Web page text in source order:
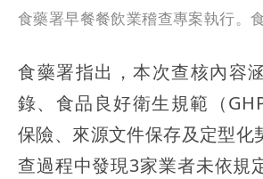
食藥署早餐餐飲業稽查專案執行。
食藥署指出，本次查核內容
錄、食品良好衛生規範（
保險、來源文件保存及定型化
查過程中發現3家業者未依規